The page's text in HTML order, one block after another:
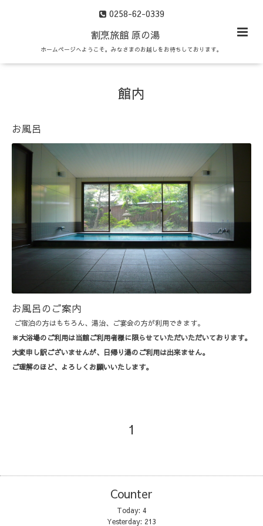
0258-62-0339
割烹旅館 原の湯
ホームページへようこそ。みなさまのお越しをお待ちしております。
館内
お風呂
お風呂のご案内
ご宿泊の方はもちろん、湯治、ご宴会の方が利用できます。
※大浴場のご利用は当館ご利用者様に限らせていただいただいております。
大変申し訳ございませんが、日帰り湯のご利用は出来ません。
ご理解のほど、よろしくお願いいたします。
1
Counter
Today: 4
Yesterday: 213